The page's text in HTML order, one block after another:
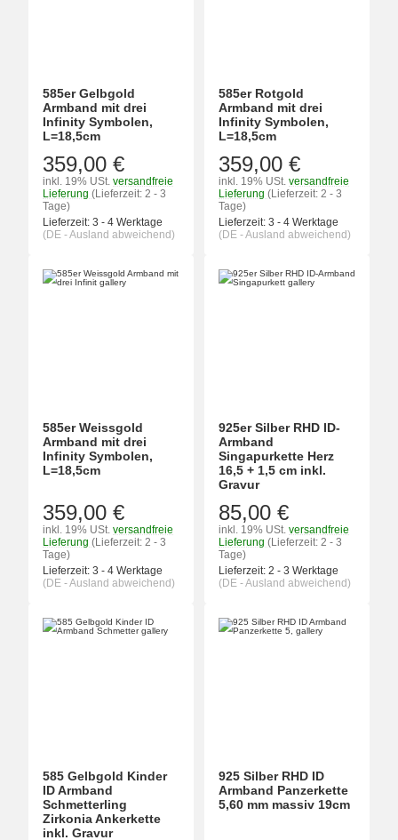
585er Gelbgold
Armband mit drei
Infinity Symbolen,
L=18,5cm
359,00 €
inkl. 19% USt. versandfreie
Lieferung (Lieferzeit: 2 - 3
Tage)
Lieferzeit: 3 - 4 Werktage
(DE - Ausland abweichend)
585er Rotgold
Armband mit drei
Infinity Symbolen,
L=18,5cm
359,00 €
inkl. 19% USt. versandfreie
Lieferung (Lieferzeit: 2 - 3
Tage)
Lieferzeit: 3 - 4 Werktage
(DE - Ausland abweichend)
585er Weissgold
Armband mit drei
Infinity Symbolen,
L=18,5cm
359,00 €
inkl. 19% USt. versandfreie
Lieferung (Lieferzeit: 2 - 3
Tage)
Lieferzeit: 3 - 4 Werktage
(DE - Ausland abweichend)
925er Silber RHD ID-
Armband
Singapurkette Herz
16,5 + 1,5 cm inkl.
Gravur
85,00 €
inkl. 19% USt. versandfreie
Lieferung (Lieferzeit: 2 - 3
Tage)
Lieferzeit: 2 - 3 Werktage
(DE - Ausland abweichend)
585 Gelbgold Kinder
ID Armband
Schmetterling
Zirkonia Ankerkette
inkl. Gravur
925 Silber RHD ID
Armband Panzerkette
5,60 mm massiv 19cm